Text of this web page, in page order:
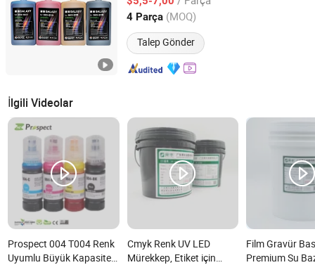
4 Parça (MOQ)
Talep Gönder
Guangdong, China Fiyat 2025
İlgili Videolar
Prospect 004 T004 Renk
Uyumlu Büyük Kapasiteli
Cmyk Renk UV LED
Mürekkep, Etiket için
Film Gravür
Premium Su